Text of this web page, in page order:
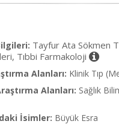
Tayfur Ata Sökmen
Tıbbi Farmakoloji
Alanları: Klinik Tıp
Alanları: Sağlık
İsimler: Büyük Esra